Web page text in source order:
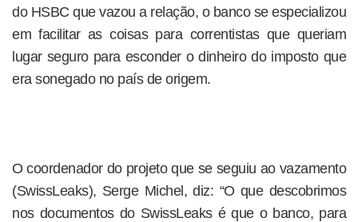
do HSBC que vazou a relação, o banco se especializou
em facilitar as coisas para correntistas que queriam
lugar seguro para esconder o dinheiro do imposto que
era sonegado no país de origem.
O coordenador do projeto que se seguiu ao vazamento
(SwissLeaks), Serge Michel, diz: “O que descobrimos
nos documentos do SwissLeaks é que o banco, para